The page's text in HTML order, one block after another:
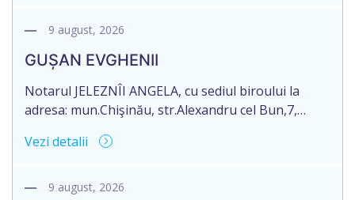
decedat la data de 15 aprilie 2026. Informăm
moștenirile deschise începând cu 01.04.2026
termenul de opțiune pentru acceptarea sau
renunțarea la moștenire […]
9 august, 2026
GUȘAN EVGHENII
Notarul JELEZNÎI ANGELA, cu sediul biroului la
adresa: mun.Chişinău, str.Alexandru cel Bun,7,
succesorale în urma decesului cet.GUȘAN
decedat la data de 13 iunie 2026. Informăm
Vezi detalii
9 august, 2026